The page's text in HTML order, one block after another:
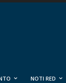
NOTI RED